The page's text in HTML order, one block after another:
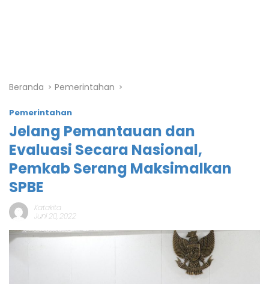
Beranda Pemerintahan
Pemerintahan
Jelang Pemantauan dan
Evaluasi Secara Nasional,
Pemkab Serang Maksimalkan
SPBE
Katakita
Juni 20, 2022